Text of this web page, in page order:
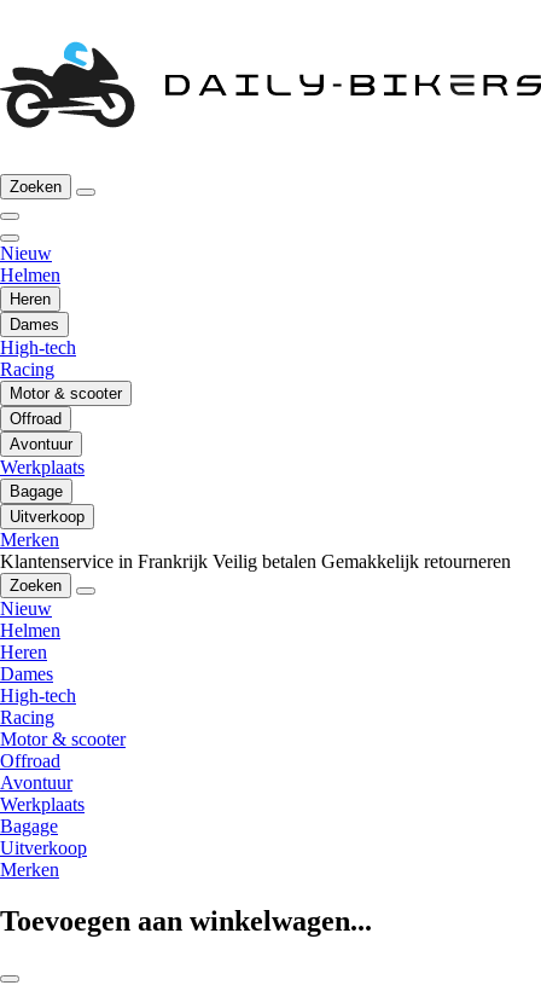
Zoeken
Nieuw
Helmen
Heren
Dames
High-tech
Racing
Motor & scooter
Offroad
Avontuur
Werkplaats
Bagage
Uitverkoop
Merken
Klantenservice in Frankrijk Veilig betalen Gemakkelijk retourneren
Zoeken
Nieuw
Helmen
Heren
Dames
High-tech
Racing
Motor & scooter
Offroad
Avontuur
Werkplaats
Bagage
Uitverkoop
Merken
Toevoegen aan winkelwagen...